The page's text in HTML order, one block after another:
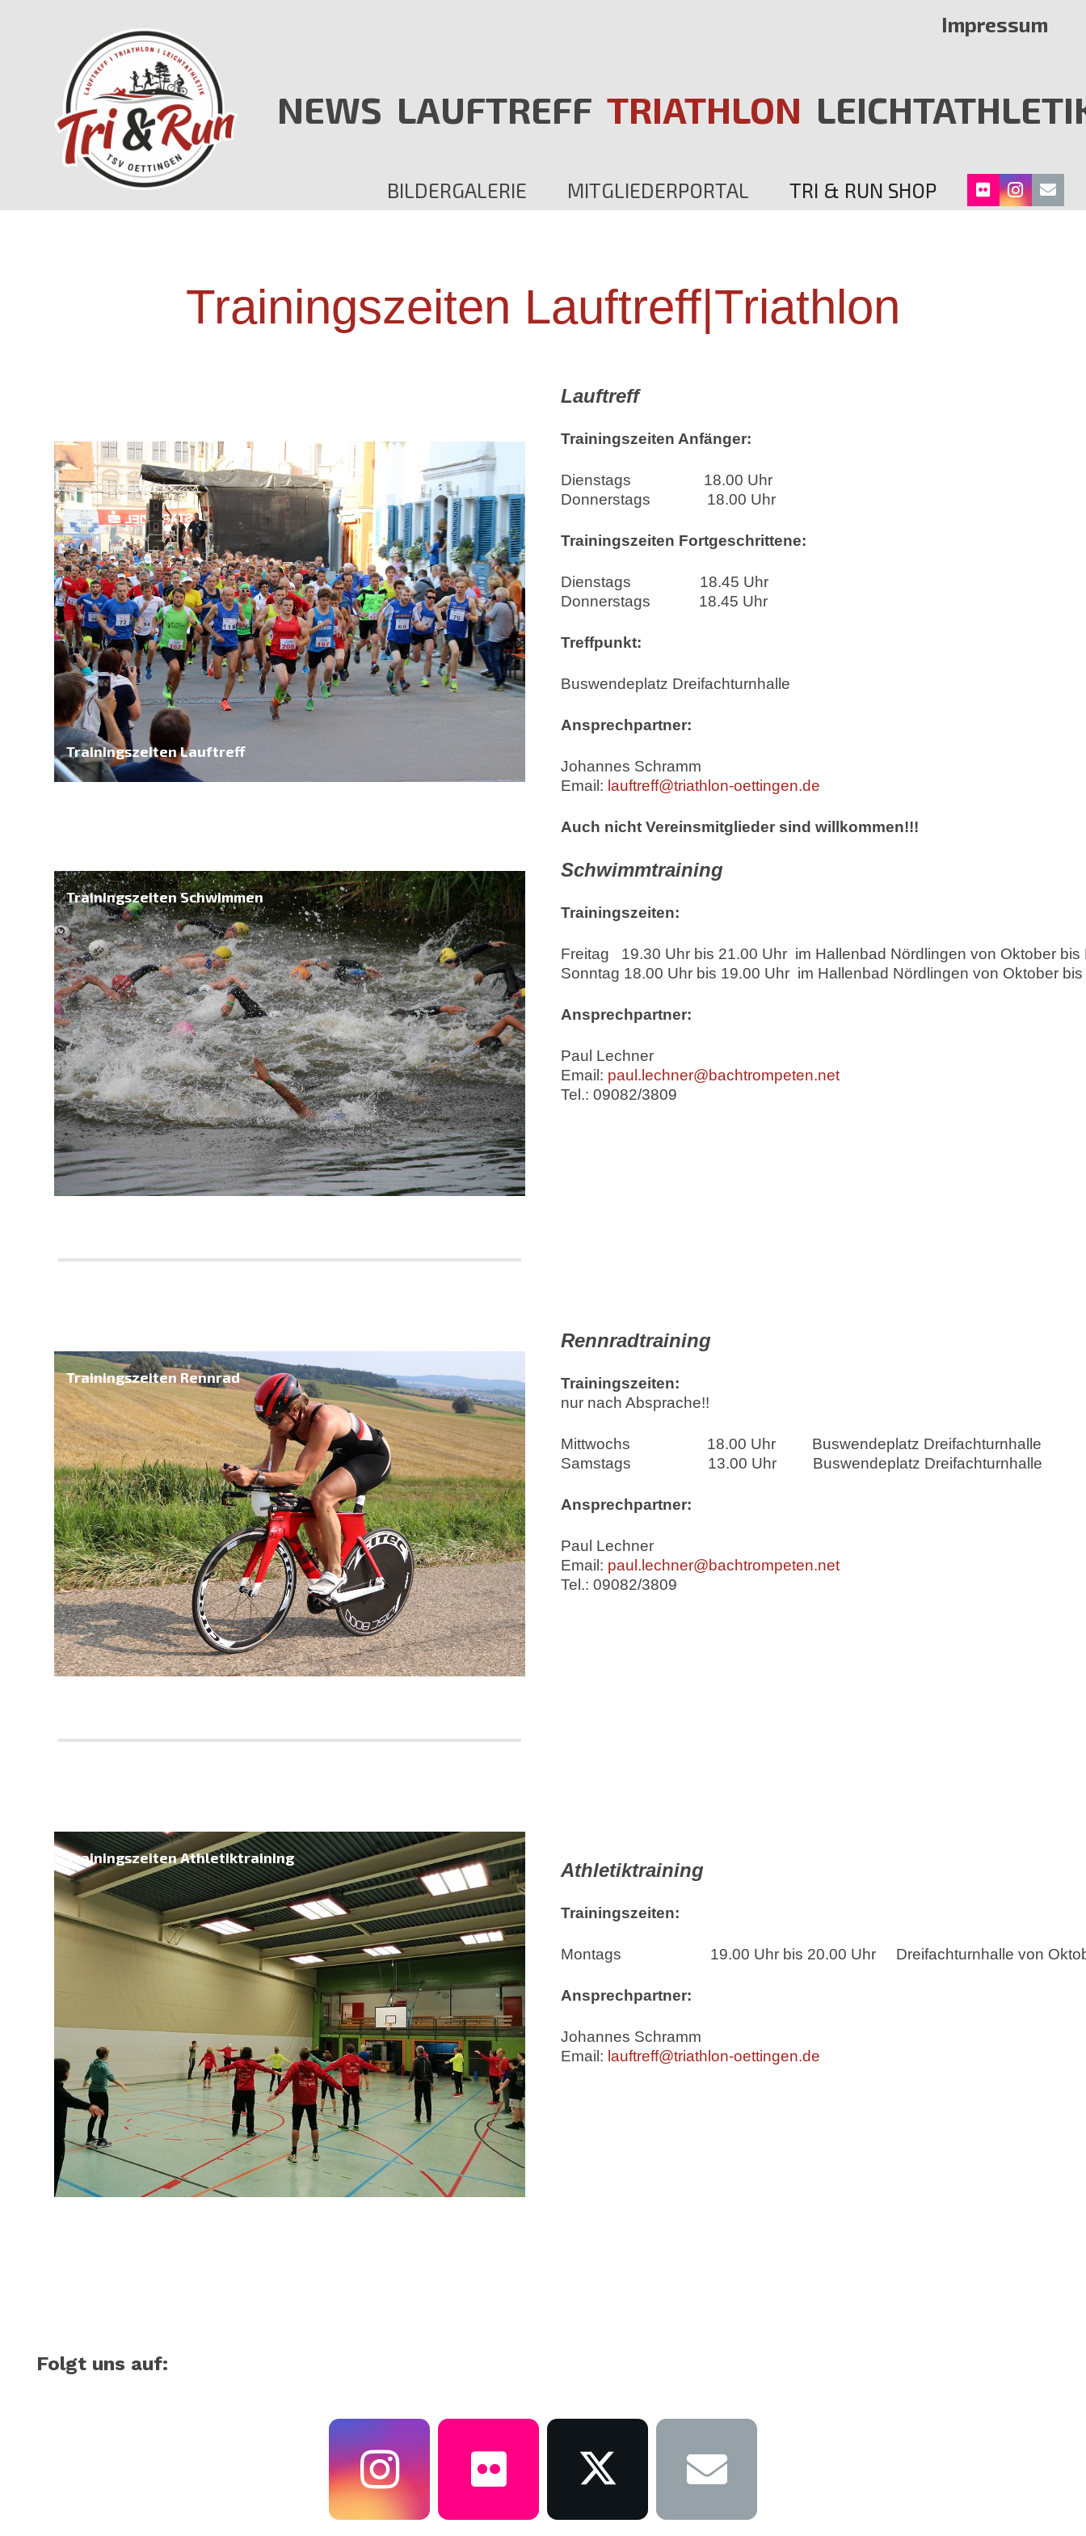
Impressum
NEWS LAUFTREFF TRIATHLON
BILDERGALERIE MITGLIEDERPORTAL TRI & RUN SHOP
Trainingszeiten Lauftreff|Triathlon
Trainingszeiten Lauftreff
Lauftreff
Trainingszeiten Anfänger:
Dienstags 18.00 Uhr
Donnerstags 18.00 Uhr
Trainingszeiten Fortgeschrittene:
Dienstags 18.45 Uhr
Donnerstags 18.45 Uhr
Treffpunkt:
Buswendeplatz Dreifachturnhalle
Ansprechpartner:
Johannes Schramm
Email: lauftreff@triathlon-oettingen.de
Auch nicht Vereinsmitglieder sind willkommen!!!
Trainingszeiten Schwimmen
Schwimmtraining
Trainingszeiten:
Freitag 19.30 Uhr bis 21.00 Uhr im Hallenbad Nördlingen von Oktober bis
Sonntag 18.00 Uhr bis 19.00 Uhr im Hallenbad Nördlingen von Oktober bis
Ansprechpartner:
Paul Lechner
Email: paul.lechner@bachtrompeten.net
Tel.: 09082/3809
Trainingszeiten Rennrad
Rennradtraining
Trainingszeiten:
nur nach Absprache!!
Mittwochs 18.00 Uhr Buswendeplatz Dreifachturnhalle
Samstags 13.00 Uhr Buswendeplatz Dreifachturnhalle
Ansprechpartner:
Paul Lechner
Email: paul.lechner@bachtrompeten.net
Tel.: 09082/3809
Trainingszeiten Athletiktraining
Athletiktraining
Trainingszeiten:
Montags 19.00 Uhr bis 20.00 Uhr Dreifachturnhalle von
Ansprechpartner:
Johannes Schramm
Email: lauftreff@triathlon-oettingen.de
Folgt uns auf: